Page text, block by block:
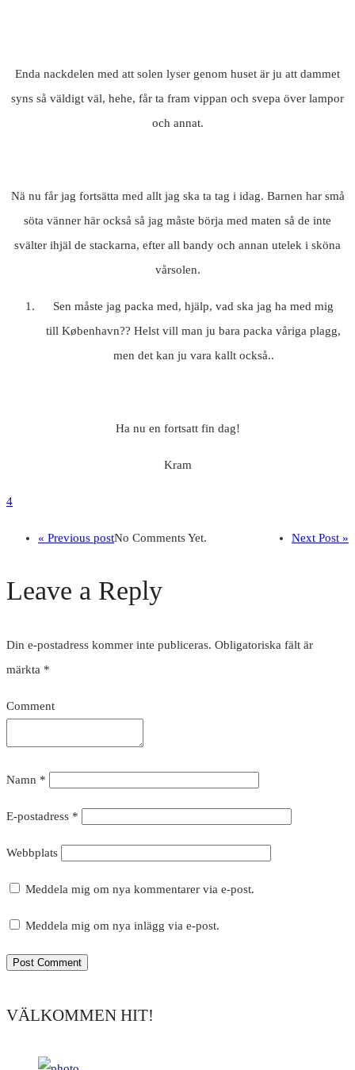
Enda nackdelen med att solen lyser genom huset är ju att dammet
syns så väldigt väl, hehe, får ta fram vippan och svepa över lampor
och annat.
Nä nu får jag fortsätta med allt jag ska ta tag i idag. Barnen har små
söta vänner här också så jag måste börja med maten så de inte
svälter ihjäl de stackarna, efter all bandy och annan utelek i sköna
vårsolen.
Sen måste jag packa med, hjälp, vad ska jag ha med mig
till København?? Helst vill man ju bara packa våriga plagg,
men det kan ju vara kallt också..
Ha nu en fortsatt fin dag!
Kram
4
« Previous post Next Post »
No Comments Yet.
Leave a Reply
Din e-postadress kommer inte publiceras. Obligatoriska fält är
märkta *
Comment
Namn *
E-postadress *
Webbplats
Meddela mig om nya kommentarer via e-post.
Meddela mig om nya inlägg via e-post.
VÄLKOMMEN HIT!